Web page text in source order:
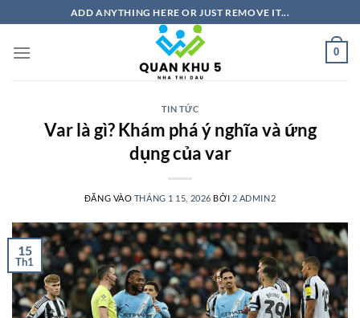
qua
nội
ADD ANYTHING HERE OR JUST REMOVE IT...
0
TIN TỨC
Var là gì? Khám phá ý nghĩa và ứng
dụng của var
ĐĂNG VÀO THÁNG 1 15, 2026 BỞI 2 ADMIN2
15
Th1